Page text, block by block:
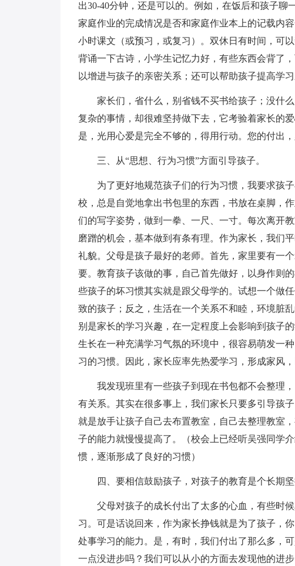
出30-40分钟，还是可以的。例如，在饭后和孩子
家庭作业的完成情况是否和家庭作业本上的记载内
小时课文（或预习，或复习）。双休日有时间，可
背诵一下古诗，小学生记忆力好，有些东西会背了
以增进与孩子的亲密关系；还可以帮助孩子提高学
家长们，省什么，别省钱不买书给孩子；没什
复杂的事情，却很难坚持做下去，它考验着家长的
是，光用心爱是完全不够的，得用行动。您的付出
三、从“思想、行为习惯”方面引导孩子。
为了更好地规范孩子们的行为习惯，我要求孩
校，总是自觉地拿出书包里的东西，书放在桌脚，
们的写字姿势，做到一拳、一尺、一寸。每次离开
磨蹭的机会，基本做到有条有理。作为家长，我们
礼貌。父母是孩子最好的老师。首先，家里要有一
要。教育孩子该做的事，自己首先做好，以身作则
些孩子的坏习惯其实就是跟父母学的。试想一个做
致的孩子；反之，生活在一个关系不和睦，环境脏
别是家长的学习兴趣，在一定程度上会影响到孩子
生长在一种充满学习气氛的环境中，很容易萌发一
习的习惯。因此，家长应率先热爱学习，形成家风，
我发现班里有一些孩子到现在书包都不会整理
有关系。其实在很多事上，我们家长只要多引导孩
就是放手让孩子自己去布置教室，自己去整理教室
子的能力就慢慢提高了。（校会上已经听吴强同学
惯，逐渐形成了良好的习惯）
四、要相信鼓励孩子，对孩子的教育是个长期坚
父母对孩子的成长付出了太多的心血，有些时
习。可是话说回来，作为家长挣钱就是为了孩子，
处事学习的能力。是，有时，我们付出了那么多，
一点没进步吗？我们可以从小的方面去发现他的进